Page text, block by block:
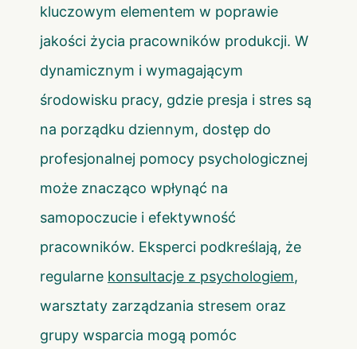
kluczowym elementem w poprawie
jakości życia pracowników produkcji. W
dynamicznym i wymagającym
środowisku pracy, gdzie presja i stres są
na porządku dziennym, dostęp do
profesjonalnej pomocy psychologicznej
może znacząco wpłynąć na
samopoczucie i efektywność
pracowników. Eksperci podkreślają, że
regularne konsultacje z psychologiem,
warsztaty zarządzania stresem oraz
grupy wsparcia mogą pomóc